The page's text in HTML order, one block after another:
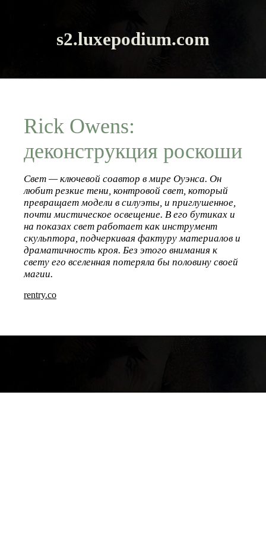
s2.luxepodium.com
Rick Owens:
деконструкция роскоши
Свет — ключевой соавтор в мире Оуэнса. Он
любит резкие тени, контровой свет, который
превращает модели в силуэты, и приглушенное,
почти мистическое освещение. В его бутиках и
на показах свет работает как инструмент
скульптора, подчеркивая фактуру материалов и
драматичность кроя. Без этого внимания к
свету его вселенная потеряла бы половину своей
магии.
rentry.co